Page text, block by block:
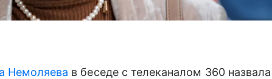
Немоляева в беседе с телеканалом 360 назвала